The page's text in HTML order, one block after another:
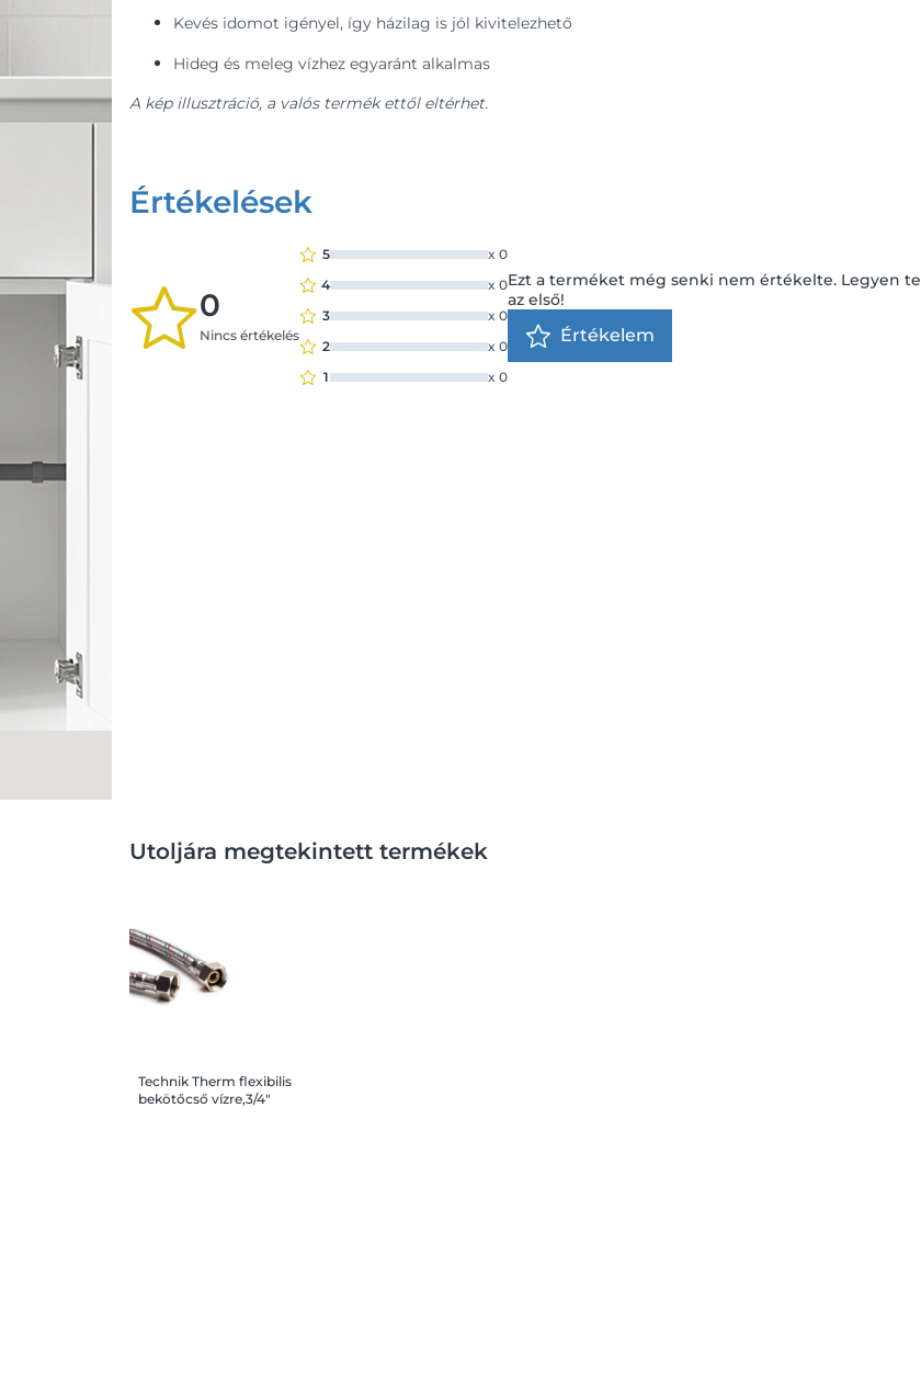
Kevés idomot igényel, így házilag is jól kivitelezhető
Hideg és meleg vízhez egyaránt alkalmas
A kép illusztráció, a valós termék ettől eltérhet.
Értékelések
0
Nincs értékelés
5 x 0
4
x 0
3
x 0
2
x 0
1
x 0
Ezt a terméket még senki nem értékelte. Legyen te
az első!
Értékelem
Utoljára megtekintett termékek
Technik Therm flexibilis
bekötőcső vízre,3/4"